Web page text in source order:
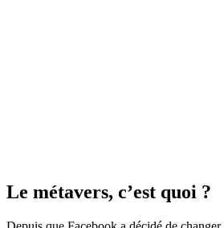
Le métavers, c’est quoi ?